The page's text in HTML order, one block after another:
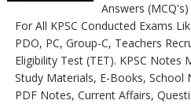
Answers
For All KPSC Conducted Exams
PDO, PC, Group-C, Teachers
Eligibility Test (TET). KPSC Notes
Study Materials, E-Books, School
PDF Notes, Current Affairs,